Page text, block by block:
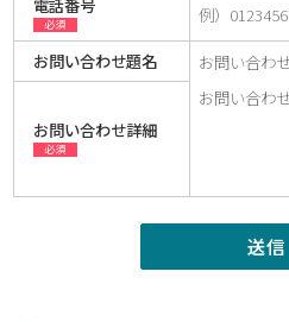
電話番号
必須
お問い合わせ題名
お問い合わせ詳細
必須